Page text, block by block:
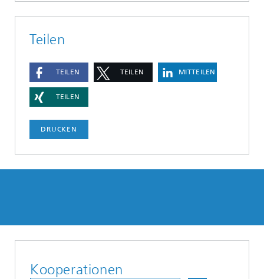
Teilen
TEILEN TEILEN MITTEILEN
TEILEN
DRUCKEN
Kooperationen